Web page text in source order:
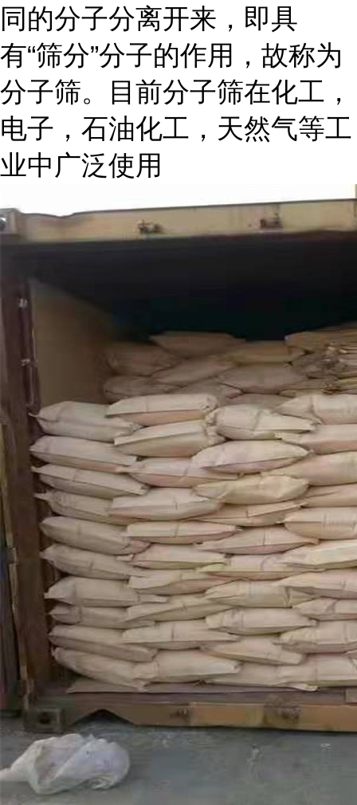
同的分子分离开来，即具
有“筛分”分子的作用，故称为
分子筛。目前分子筛在化工，
电子，石油化工，天然气等工
业中广泛使用